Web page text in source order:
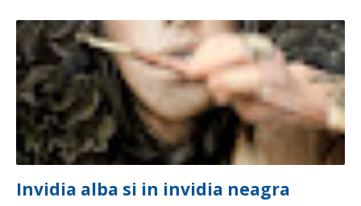
Invidia alba si in invidia neagra